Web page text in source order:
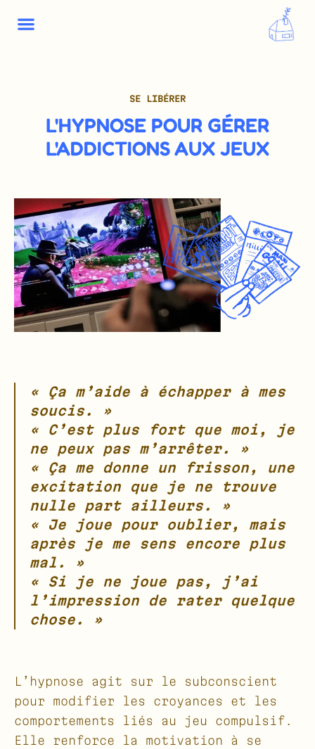
SE LIBÉRER
L'HYPNOSE POUR GÉRER
L'ADDICTIONS AUX JEUX
« Ça m’aide à échapper à mes
soucis. »
« C’est plus fort que moi, je
ne peux pas m’arrêter. »
« Ça me donne un frisson, une
excitation que je ne trouve
nulle part ailleurs. »
« Je joue pour oublier, mais
après je me sens encore plus
mal. »
« Si je ne joue pas, j’ai
l’impression de rater quelque
chose. »
L’hypnose agit sur le subconscient
pour modifier les croyances et les
comportements liés au jeu compulsif.
Elle renforce la motivation à se